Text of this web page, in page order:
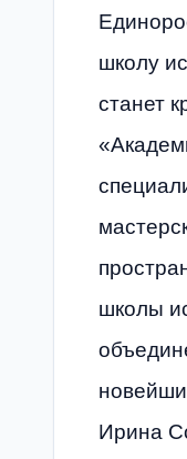
школу
станет
школы
Ирина